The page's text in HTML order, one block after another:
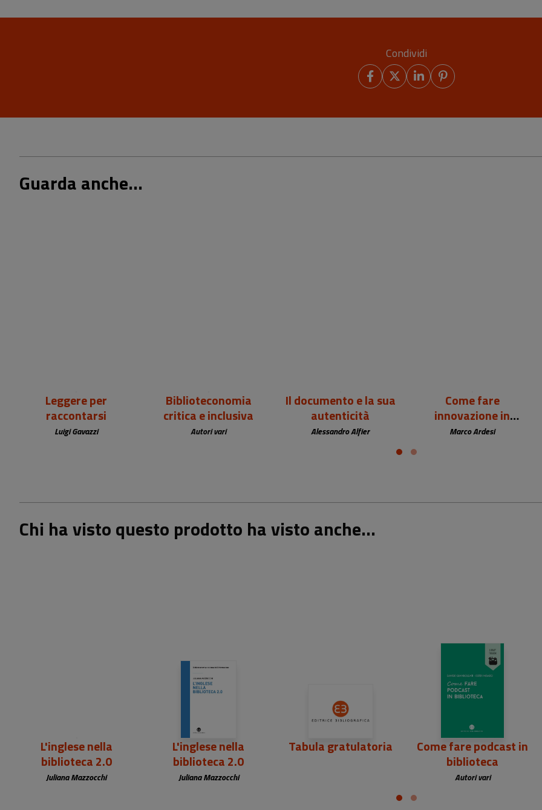
Condividi
Guarda anche...
Leggere per
raccontarsi
Luigi Gavazzi
Biblioteconomia
critica e inclusiva
Autori vari
Il documento e la sua
autenticità
Alessandro Alfier
Come fare
innovazione in
biblioteca
Marco Ardesi
Chi ha visto questo prodotto ha visto anche...
L'inglese nella
biblioteca 2.0
Juliana Mazzocchi
L'inglese nella
biblioteca 2.0
Juliana Mazzocchi
Tabula gratulatoria
8,00 €
Come fare podcast in
biblioteca
Autori vari